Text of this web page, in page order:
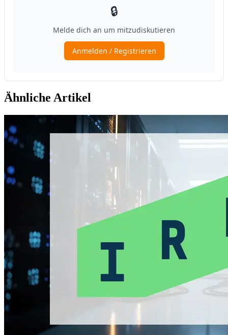
Ähnliche Artikel